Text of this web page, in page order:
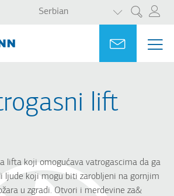
Претрага
Serbian
LIST
Ask for
lift
lifta koji omogućava vatrogascima da ga
ljude koji mogu biti zarobljeni na gornjim
u zgradi. Otvori i merdevine za&
Portal